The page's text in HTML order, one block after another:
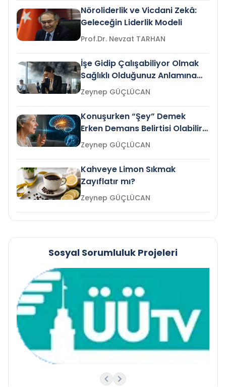
Nöroliderlik ve Vicdani Zekâ:
Geleceğin Liderlik Modeli
Prof.Dr. Nevzat TARHAN
İşe Gidip Çalışabiliyor Olmak
Sağlıklı Olduğunuz Anlamına
Gelir mi?Zeynep GÜÇLÜCAN
Konuşurken “Şey” Demek
Erken Demans Belirtisi Olabilir
mi?
Zeynep GÜÇLÜCAN
Kahveye Limon Sıkmak
Zayıflatır mı?
Zeynep GÜÇLÜCAN
Sosyal Sorumluluk Projeleri